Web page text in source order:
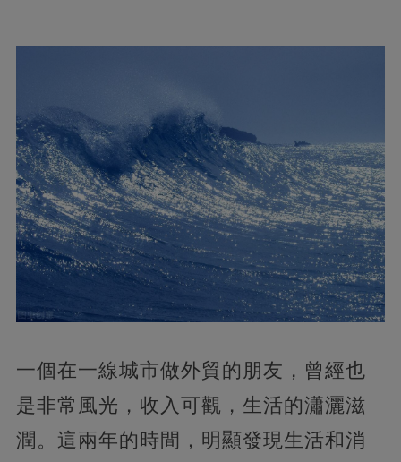
一個在一線城市做外貿的朋友，曾經也
是非常風光，收入可觀，生活的瀟灑滋
潤。這兩年的時間，明顯發現生活和消